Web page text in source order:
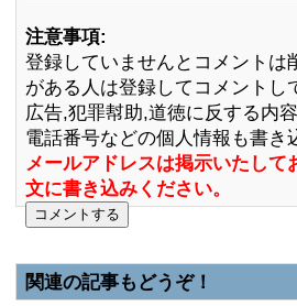
注意事項:
登録していませんとコメントは
がある人は登録してコメントし
広告,犯罪幇助,道徳に反する内
電話番号などの個人情報も書き
メールアドレスは掲示いたし
文に書き込みください。
関連の記事もどうぞ！